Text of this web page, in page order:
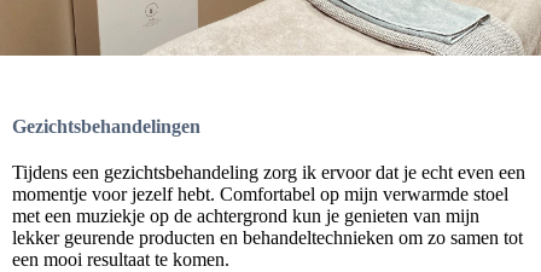
Gezichtsbehandelingen
Tijdens een gezichtsbehandeling zorg ik ervoor dat je echt even een
momentje voor jezelf hebt. Comfortabel op mijn verwarmde stoel
met een muziekje op de achtergrond kun je genieten van mijn
lekker geurende producten en behandeltechnieken om zo samen tot
een mooi resultaat te komen.